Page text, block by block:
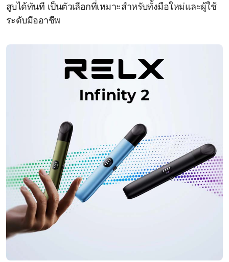
สูบได้ทันที เป็นตัวเลือกที่เหมาะสำหรับทั้งมือใหม่และผู้ใช้
ระดับมืออาชีพ